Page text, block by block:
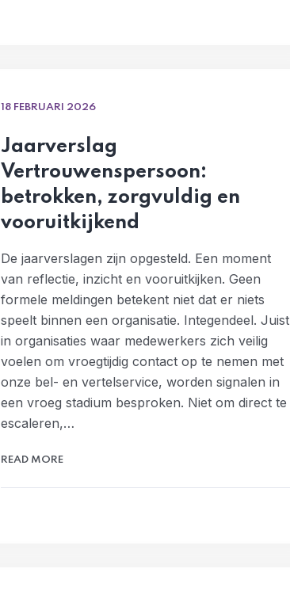
18 FEBRUARI 2026
Jaarverslag
Vertrouwenspersoon:
betrokken, zorgvuldig en
vooruitkijkend
De jaarverslagen zijn opgesteld. Een moment
van reflectie, inzicht en vooruitkijken. Geen
formele meldingen betekent niet dat er niets
speelt binnen een organisatie. Integendeel. Juist
in organisaties waar medewerkers zich veilig
voelen om vroegtijdig contact op te nemen met
onze bel- en vertelservice, worden signalen in
een vroeg stadium besproken. Niet om direct te
escaleren,…
READ MORE